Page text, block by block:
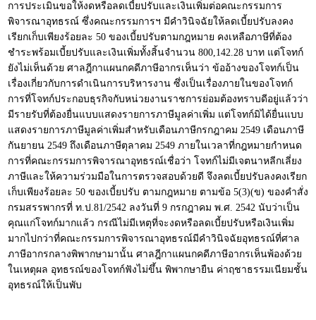
การประเมินขอให้งดหรือลดเบี้ยปรับและเงินเพิ่มต่อคณะกรรมการ
พิจารณาอุทธรณ์ ซึ่งคณะกรรมการฯ มีคำวินิจฉัยให้ลดเบี้ยปรับลงคง
เรียกเก็บเพียงร้อยละ 50 ของเบี้ยปรับตามกฎหมาย คงเหลือภาษีที่ต้อง
ชำระพร้อมเบี้ยปรับและเงินเพิ่มทั้งสิ้นจำนวน 800,142.28 บาท แต่โจทก์
ยังไม่เห็นด้วย ศาลฎีกาแผนกคดีภาษีอากรเห็นว่า ข้ออ้างของโจทก์เป็น
เรื่องเกี่ยวกับการดำเนินการบริหารงาน ซึ่งเป็นเรื่องภายในของโจทก์
การที่โจทก์ประกอบธุรกิจกับหน่วยงานราชการย่อมต้องทราบดีอยู่แล้วว่า
มีรายรับที่ต้องยื่นแบบแสดงรายการภาษีมูลค่าเพิ่ม แต่โจทก์มิได้ยื่นแบบ
แสดงรายการภาษีมูลค่าเพิ่มสำหรับเดือนภาษีกรกฎาคม 2549 เดือนภาษี
กันยายน 2549 ถึงเดือนภาษีตุลาคม 2549 ภายในเวลาที่กฎหมายกำหนด
การที่คณะกรรมการพิจารณาอุทธรณ์เชื่อว่า โจทก์ไม่มีเจตนาหลีกเลี่ยง
ภาษีและให้ความร่วมมือในการตรวจสอบด้วยดี จึงลดเบี้ยปรับลงคงเรียก
เก็บเพียงร้อยละ 50 ของเบี้ยปรับ ตามกฎหมาย ตามข้อ 5(3)(ข) ของคำสั่ง
กรมสรรพากรที่ ท.ป.81/2542 ลงวันที่ 9 กรกฎาคม พ.ศ. 2542 นับว่าเป็น
คุณแก่โจทก์มากแล้ว กรณีไม่มีเหตุที่จะงดหรือลดเบี้ยปรับหรือเงินเพิ่ม
มากไปกว่าที่คณะกรรมการพิจารณาอุทธรณ์มีคำวินิจฉัยอุทธรณ์ที่ศาล
ภาษีอากรกลางพิพากษามานั้น ศาลฎีกาแผนกคดีภาษีอากรเห็นพ้องด้วย
ในเหตุผล อุทธรณ์ของโจทก์ฟังไม่ขึ้น พิพากษายืน ค่าฤชาธรรมเนียมชั้น
อุทธรณ์ให้เป็นพับ